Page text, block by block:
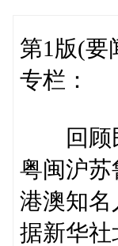
第1版(要
专栏：
回顾民
粤闽沪
港澳知
据新华